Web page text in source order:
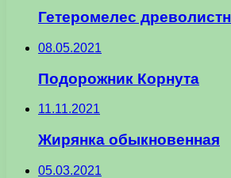
Гетеромелес
08.05.2021
Подорожник Корнута
11.11.2021
Жирянка обыкновенная
05.03.2021